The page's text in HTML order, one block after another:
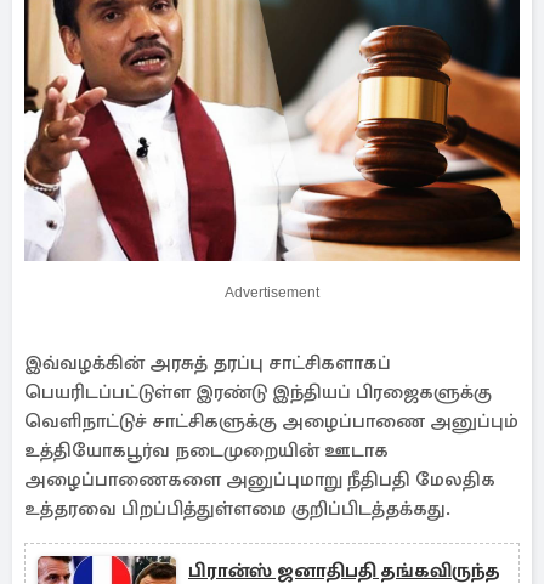
Advertisement
இவ்வழக்கின் அரசுத் தரப்பு சாட்சிகளாகப்
பெயரிடப்பட்டுள்ள இரண்டு இந்தியப் பிரஜைகளுக்கு
வெளிநாட்டுச் சாட்சிகளுக்கு அழைப்பாணை அனுப்பும்
உத்தியோகபூர்வ நடைமுறையின் ஊடாக
அழைப்பாணைகளை அனுப்புமாறு நீதிபதி மேலதிக
உத்தரவை பிறப்பித்துள்ளமை குறிப்பிடத்தக்கது.
பிரான்ஸ் ஜனாதிபதி தங்கவிருந்த